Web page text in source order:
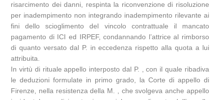
risarcimento dei danni, respinta la riconvenzione di risoluzione
per inadempimento non integrando inadempimento rilevante ai
fini dello scioglimento del vincolo contrattuale il mancato
pagamento di ICI ed IRPEF, condannando l’attrice al rimborso
di quanto versato dal P. in eccedenza rispetto alla quota a lui
attribuita.
In virtù di rituale appello interposto dal P. , con il quale ribadiva
le deduzioni formulate in primo grado, la Corte di appello di
Firenze, nella resistenza della M. , che svolgeva anche appello